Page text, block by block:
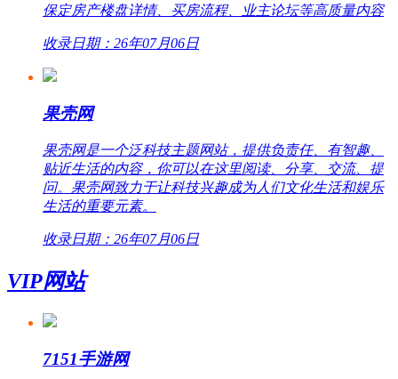
保定房产楼盘详情、买房流程、业主论坛等高质量内容
收录日期：26年07月06日
果壳网
果壳网是一个泛科技主题网站，提供负责任、有智趣、
贴近生活的内容，你可以在这里阅读、分享、交流、提
问。果壳网致力于让科技兴趣成为人们文化生活和娱乐
生活的重要元素。
收录日期：26年07月06日
VIP网站
7151手游网